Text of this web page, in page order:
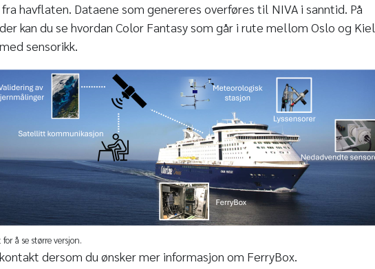
havflaten. Dataene som genereres overføres til NIVA i sanntid. På
kan du se hvordan Color Fantasy som går i rute mellom Oslo og Kiel
sensorikk.
å se større versjon.
dersom du ønsker mer informasjon om FerryBox.